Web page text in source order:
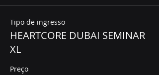
Tipo de ingresso
HEARTCORE DUBAI SEMINAR
XL
Preço